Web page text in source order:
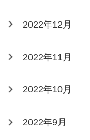
2022年12月
2022年11月
2022年10月
2022年9月